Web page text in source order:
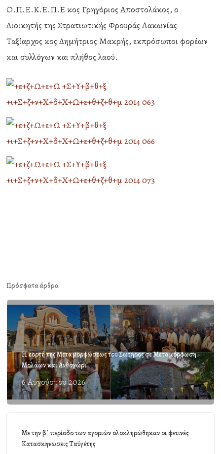
Ο.Π.Ε.Κ.Ε.Π.Ε κος Γρηγόριος Αποστολάκος, ο
Διοικητής της Στρατιωτικής Φρουράς Λακωνίας
Ταξίαρχος κος Δημήτριος Μακρής, εκπρόσωποι φορέων
και συλλόγων και πλήθος λαού.
Πρόσφατα άρθρα
Η εορτή της Μεταμορφώσεως του Σωτήρος σε Μεταμόρφωση
Μολάων και Ανθοχώρι
6 Αυγούστου 2026
Με την β΄ περίοδο των αγοριών ολοκληρώθηκαν οι φετινές
Κατασκηνώσεις Ταϋγέτης